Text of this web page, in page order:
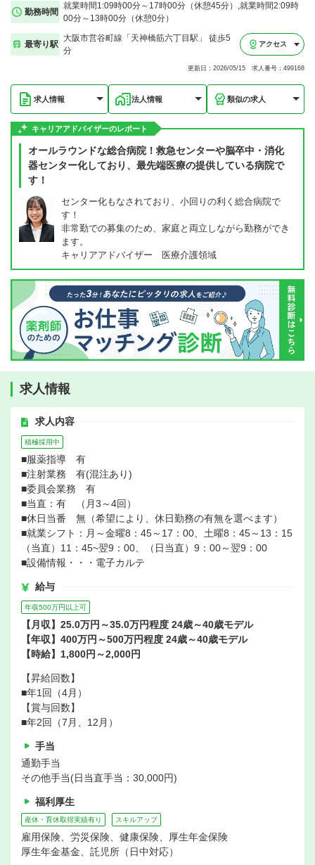
勤務時間
就業時間1:09時00分～17時00分（休憩45分）,就業時間2:09時
00分～13時00分（休憩0分）
最寄り駅
大阪市営谷町線「天神橋筋六丁目駅」 徒歩5
分
アクセス
更新日：2026/05/15 求人番号：499168
求人情報 法人情報 類似の求人
キャリアアドバイザーのレポート
オールラウンドな総合病院！救急センターや脳卒中・消化
器センター化しており、最先端医療の提供している病院で
す！
センター化もなされており、小回りの利く総合病院で
す！
非常勤での募集のため、家庭と両立しながら勤務ができ
ます。
キャリアアドバイザー 医療介護領域
求人情報
求人内容
積極採用中
■服薬指導 有
■注射業務 有(混注あり)
■委員会業務 有
■当直：有 （月3～4回）
■休日当番 無（希望により、休日勤務の有無を選べます）
■就業シフト：月～金曜8：45～17：00、土曜8：45～13：15
（当直）11：45~翌9：00、（日当直）9：00～翌9：00
■設備情報・・・電子カルテ
給与
年収500万円以上可
【月収】25.0万円～35.0万円程度 24歳～40歳モデル
【年収】400万円～500万円程度 24歳～40歳モデル
【時給】1,800円～2,000円
【昇給回数】
■年1回（4月）
【賞与回数】
■年2回（7月、12月）
手当
通勤手当
その他手当(日当直手当：30,000円)
福利厚生
産休・育休取得実績有り スキルアップ
雇用保険、労災保険、健康保険、厚生年金保険
厚生年金基金、託児所（日中対応）